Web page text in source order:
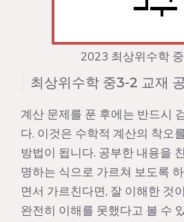
2023 최상위수학
최상위수학 중3-2 교재
계산 문제를 푼 후에는 반드시
다. 이것은 수학적 계산의 착오
방법이 됩니다. 공부한 내용을
명하는 식으로 가르쳐 보도록
면서 가르친다면, 잘 이해한 것
완전히 이해를 못했다고 볼 수